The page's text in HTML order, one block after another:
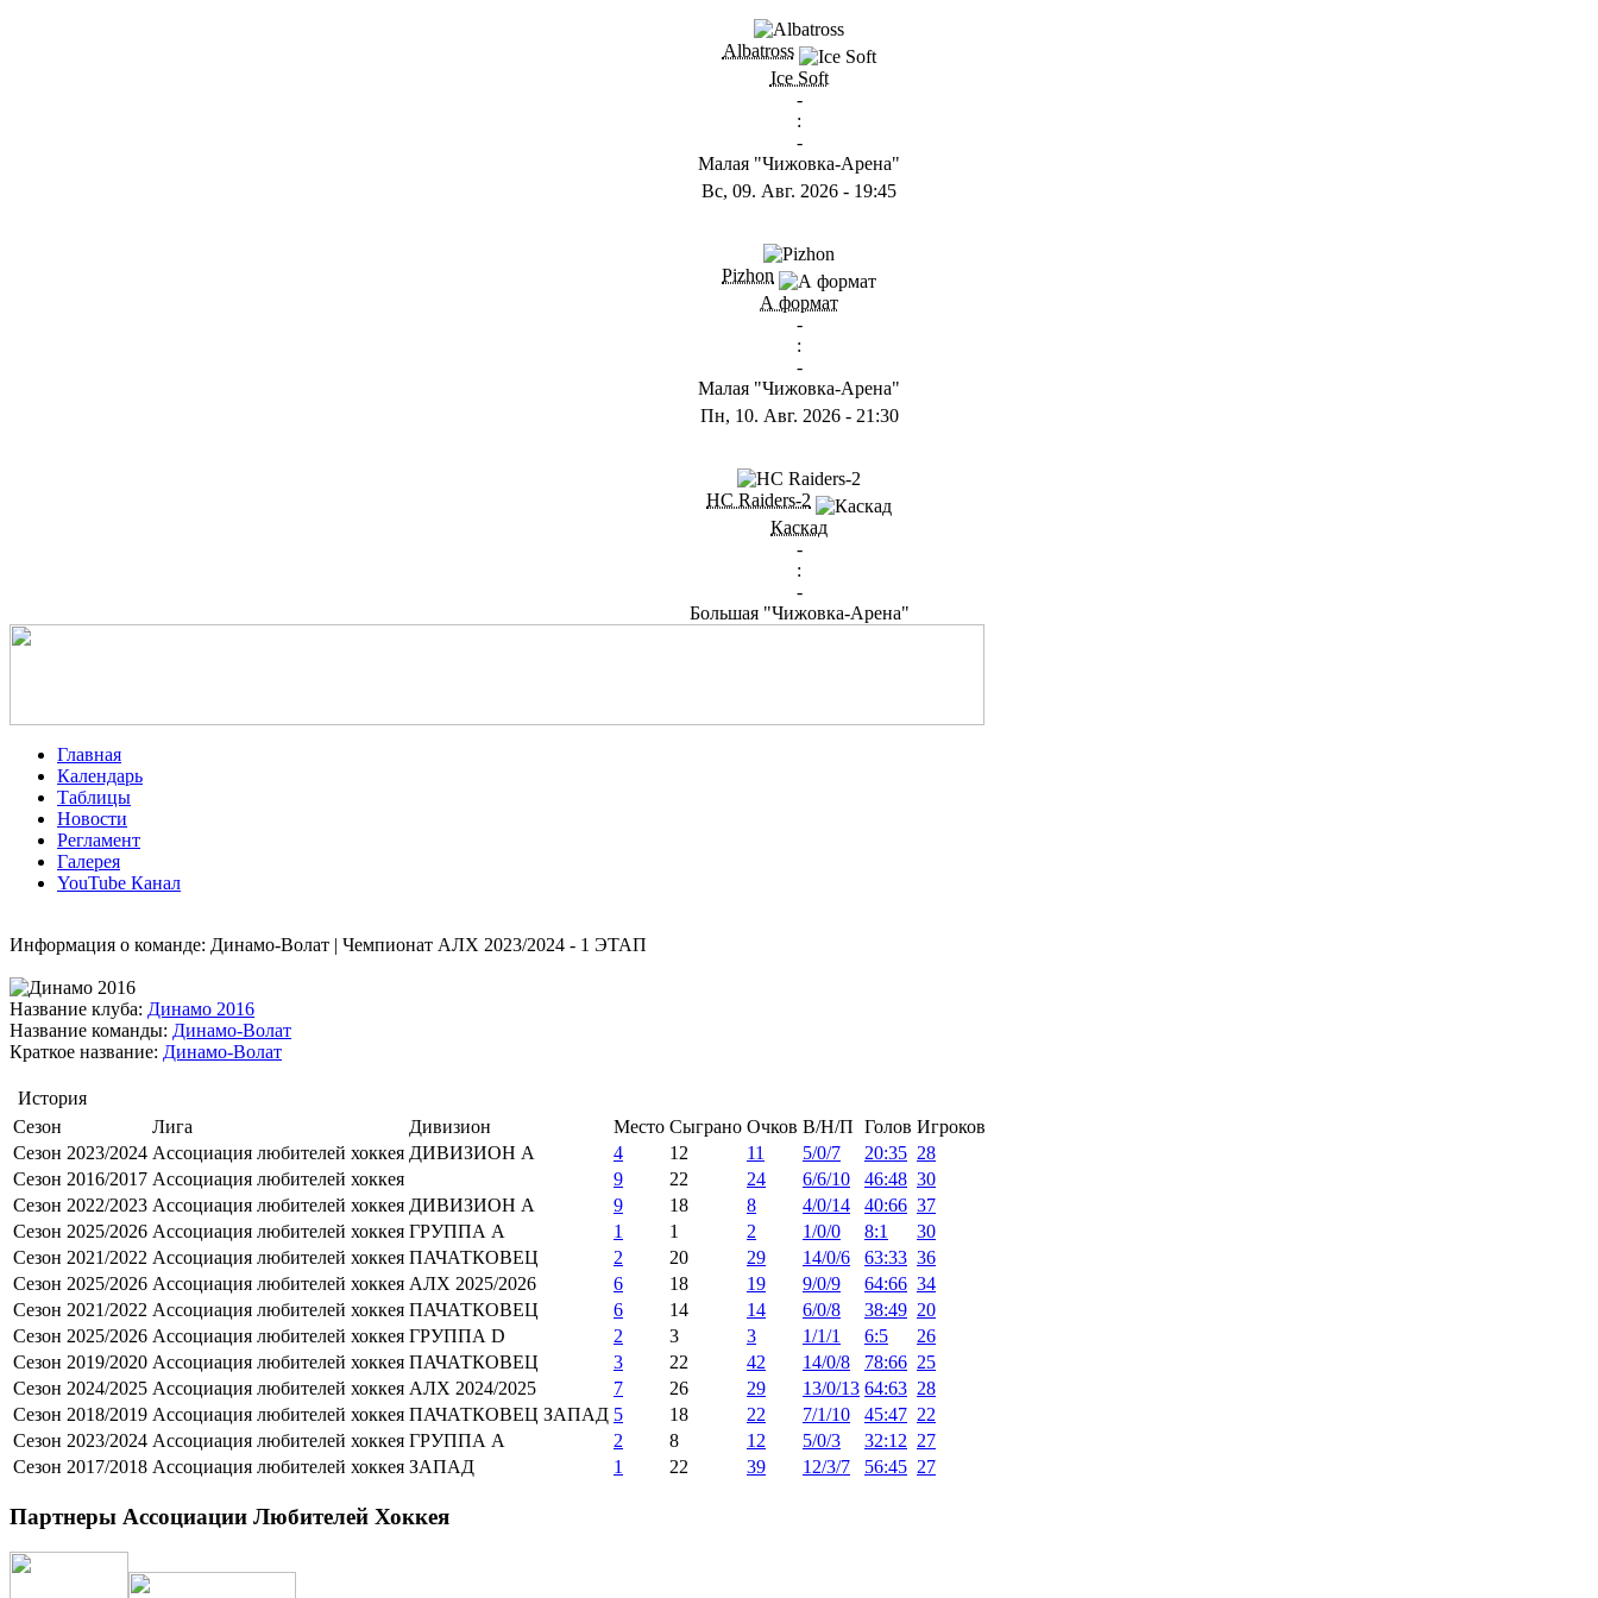
Albatross
Ice Soft
-
:
-
Малая "Чижовка-Арена"
Вс, 09. Авг. 2026 - 19:45
Pizhon
А формат
-
:
-
Малая "Чижовка-Арена"
Пн, 10. Авг. 2026- 21:30
HC Raiders-2
Каскад
-
:
-
Большая "Чижовка-Арена"
Главная
Календарь
Таблицы
Новости
Регламент
Галерея
YouTube Канал
Информация о команде: Динамо-Волат | Чемпионат АЛХ 2023/2024 - 1 ЭТАП
Название клуба: Динамо 2016
Название команды: Динамо-Волат
Краткое название: Динамо-Волат
История
Сезон
Лига Дивизион Место Сыграно Очков В/Н/П Голов Игроков
Сезон 2023/2024 Ассоциация любителей хоккея ДИВИЗИОН А 4 12 11 5/0/7 20:35 28
Сезон 2016/2017 Ассоциация любителей хоккея 9 22 24 6/6/10 46:48 30
Сезон 2022/2023 Ассоциация любителей хоккея ДИВИЗИОН А 9 18 8 4/0/14 40:66 37
Сезон 2025/2026 Ассоциация любителей хоккея ГРУППА А 1 1 2 1/0/0 8:1
30
Сезон 2021/2022 Ассоциация любителей хоккея ПАЧАТКОВЕЦ 2 20 29 14/0/6 63:33 36
Сезон 2025/2026 Ассоциация любителей хоккея АЛХ 2025/2026 6 18 19 9/0/9 64:66 34
Сезон 2021/2022 Ассоциация любителей хоккея ПАЧАТКОВЕЦ 6 14 14 6/0/8 38:49 20
Сезон 2025/2026 Ассоциация любителей хоккея ГРУППА D 2 3 3 1/1/1 6:5
26
Сезон 2019/2020 Ассоциация любителей хоккея ПАЧАТКОВЕЦ 3 22 42 14/0/8 78:66 25
Сезон 2024/2025 Ассоциация любителей хоккея АЛХ 2024/2025 7 26 29 13/0/13 64:63 28
Сезон 2018/2019 Ассоциация любителей хоккея ПАЧАТКОВЕЦ ЗАПАД 5 18 22 7/1/10 45:47 22
Сезон 2023/2024 Ассоциация любителей хоккея ГРУППА А 2 8 12 5/0/3 32:12 27
Сезон 2017/2018 Ассоциация любителей хоккея ЗАПАД 1 22 39 12/3/7 56:45 27
Партнеры Ассоциации Любителей Хоккея